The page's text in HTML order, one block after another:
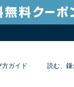
方ガイド 読む、鎌